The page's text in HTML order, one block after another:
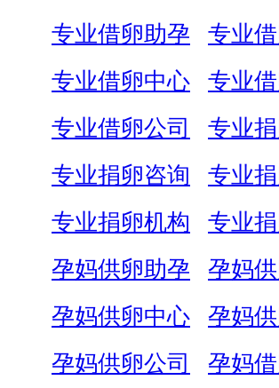
专业借卵助孕
专业
专业借卵中心
专业
专业借卵公司
专业
专业捐卵咨询
专业
专业捐卵机构
专业
孕妈供卵助孕
孕妈
孕妈供卵中心
孕妈
孕妈供卵公司
孕妈